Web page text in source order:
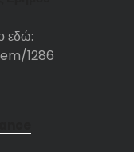
εδώ:
1286